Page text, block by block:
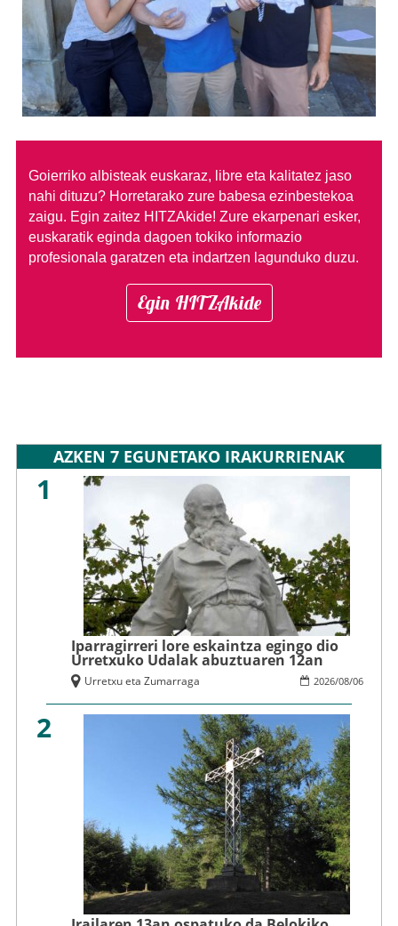
Goierriko albisteak euskaraz, libre eta kalitatez jaso
nahi dituzu? Horretarako zure babesa ezinbestekoa
zaigu. Egin zaitez HITZAkide! Zure ekarpenari esker,
euskaratik eginda dagoen tokiko informazio
profesionala garatzen eta indartzen lagunduko duzu.
Egin HITZAkide
AZKEN 7 EGUNETAKO IRAKURRIENAK
1
Iparragirreri lore eskaintza egingo dio
Urretxuko Udalak abuztuaren 12an
2026/08/06
Urretxu eta Zumarraga
2